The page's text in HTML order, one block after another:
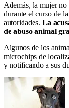
Además, la mujer no
durante el curso de
autoridades. La
de abuso animal
Algunos de los
microchips de
y notificando a sus